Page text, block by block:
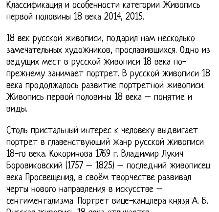
Классификация и особенности категории Живопись
первой половины 18 века 2014, 2015.
18 век русской живописи, подарил нам несколько
замечательных художников, прославившихся. Одно из
ведущих мест в русской живописи 18 века по-
прежнему занимает портрет. В русской живописи 18
века продолжалось развитие портретной живописи.
Живопись первой половины 18 века – понятие и
виды.
Столь пристальный интерес к человеку выдвигает
портрет в главенствующий жанр русской живописи
18-го века. Кокоринова 1769 г. Владимир Лукич
Боровиковский (1757 – 1825) – последний живописец
века Просвещения, в своём творчестве развивал
черты нового направления в искусстве –
сентиментализма. Портрет вице-канцлера князя А. Б.